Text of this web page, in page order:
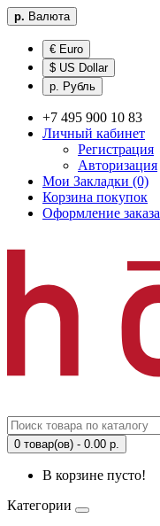
р. Валюта
€ Euro
$ US Dollar
р. Рубль
+7 495 900 10 83
Личный кабинет
Регистрация
Авторизация
Мои Закладки (0)
Корзина покупок
Оформление заказа
0 товар(ов) - 0.00 р.
В корзине пусто!
Категории